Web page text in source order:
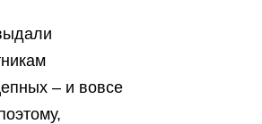
– и вовсе